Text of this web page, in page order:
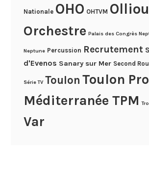
Nationale OHO OHTVM
Orchestre Palais des Congrès
Neptune Percussion Recrutement
d'Evenos Sanary sur Mer Second
Série TV Toulon Toulon
Méditerranée TPM
Var